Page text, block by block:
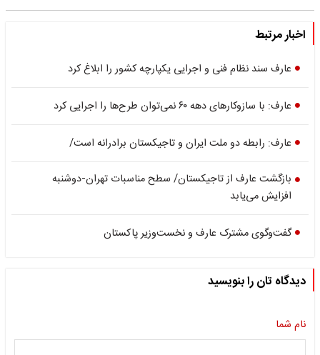
اخبار مرتبط
عارف سند نظام فنی و اجرایی یکپارچه کشور را ابلاغ کرد
عارف: با سازوکارهای دهه ۶۰ نمی‌توان طرح‌ها را اجرایی کرد
عارف: رابطه دو ملت ایران و تاجیکستان برادرانه است/
بازگشت عارف از تاجیکستان/ سطح مناسبات تهران-دوشنبه
افزایش می‌یابد
گفت‌وگوی مشترک عارف و نخست‌وزیر پاکستان
دیدگاه تان را بنویسید
نام شما